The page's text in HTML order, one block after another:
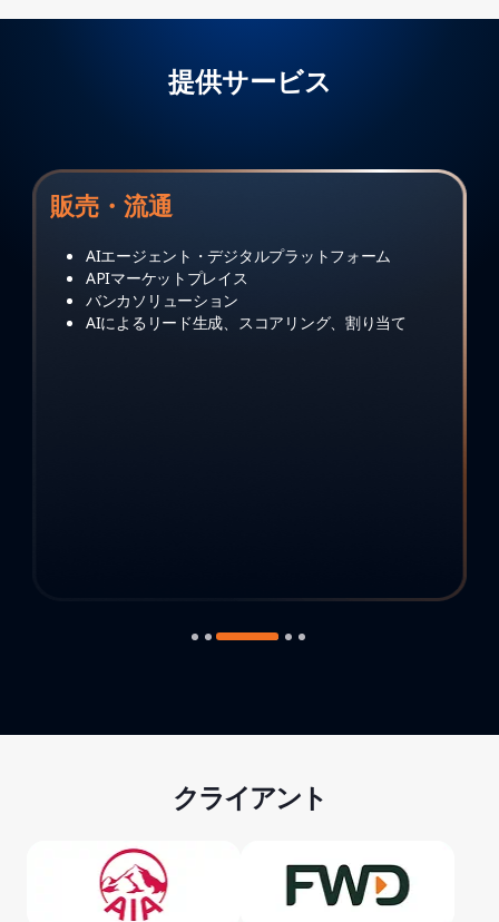
提供サービス
販売・流通
AIエージェント・デジタルプラットフォーム
APIマーケットプレイス
バンカソリューション
AIによるリード生成、スコアリング、割り当て
クライアント